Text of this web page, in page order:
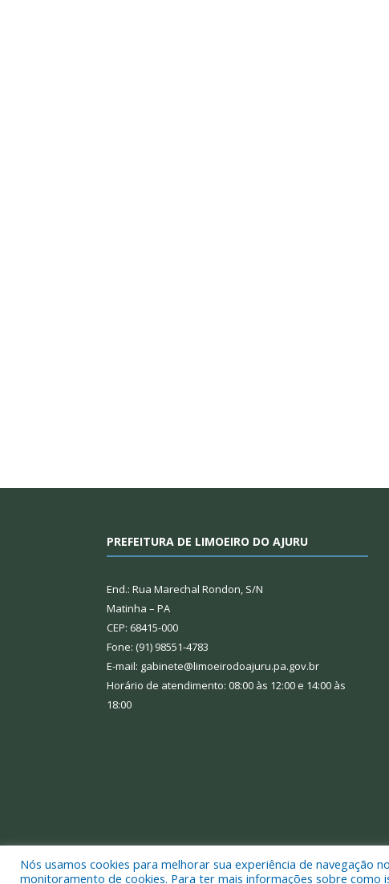
PREFEITURA DE LIMOEIRO DO AJURU
End.: Rua Marechal Rondon, S/N
Matinha – PA
CEP: 68415-000
Fone: (91) 98551-4783
E-mail: gabinete@limoeirodoajuru.pa.gov.br
Horário de atendimento: 08:00 às 12:00 e 14:00 às
18:00
Todos os direitos reservados a Prefeitura Municipal de
Nós usamos cookies para melhorar sua experiência de navegação
monitoramento de cookies. Para ter mais informações sobre como